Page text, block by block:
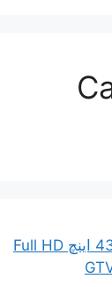
تلویزیون جی پلاس 43 اینچ Full HD